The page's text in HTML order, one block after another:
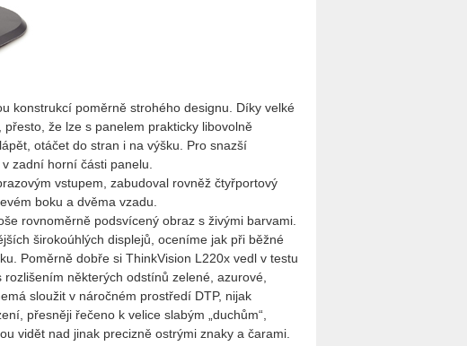
konstrukcí poměrně strohého designu. Díky velké
že lze s panelem prakticky libovolně
otáčet do stran i na výšku. Pro snazší
zadní horní části panelu.
vstupem, zabudoval rovněž čtyřportový
boku a dvěma vzadu.
rovnoměrně podsvícený obraz s živými barvami.
širokoúhlých displejů, oceníme jak při běžné
Poměrně dobře si ThinkVision L220x vedl v testu
některých odstínů zelené, azurové,
sloužit v náročném prostředí DTP, nijak
přesněji řečeno k velice slabým „duchům“,
vidět nad jinak precizně ostrými znaky a čarami.